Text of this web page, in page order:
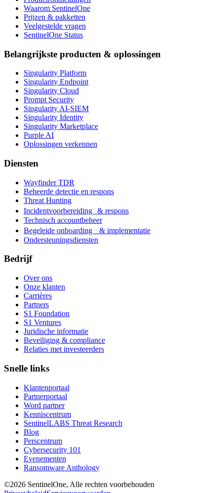
Waarom SentinelOne
Prijzen & pakketten
Veelgestelde vragen
SentinelOne Status
Belangrijkste producten & oplossingen
Singularity Platform
Singularity Endpoint
Singularity Cloud
Prompt Security
Singularity AI-SIEM
Singularity Identity
Singularity Marketplace
Purple AI
Oplossingen verkennen
Diensten
Wayfinder TDR
Beheerde detectie en respons
Threat Hunting
Incidentvoorbereiding & respons
Technisch accountbeheer
Begeleide onboarding & implementatie
Ondersteuningsdiensten
Bedrijf
Over ons
Onze klanten
Carrières
Partners
S1 Foundation
S1 Ventures
Juridische informatie
Beveiliging & compliance
Relaties met investeerders
Snelle links
Klantenportaal
Partnerportaal
Word partner
Kenniscentrum
SentinelLABS Threat Research
Blog
Perscentrum
Cybersecurity 101
Evenementen
Ransomware Anthology
©2026 SentinelOne, Alle rechten voorbehouden